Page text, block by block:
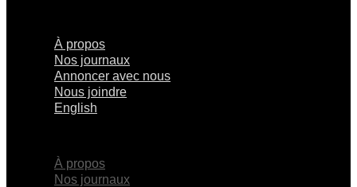
À propos
Nos journaux
Annoncer avec nous
Nous joindre
English
À propos
Nos journaux